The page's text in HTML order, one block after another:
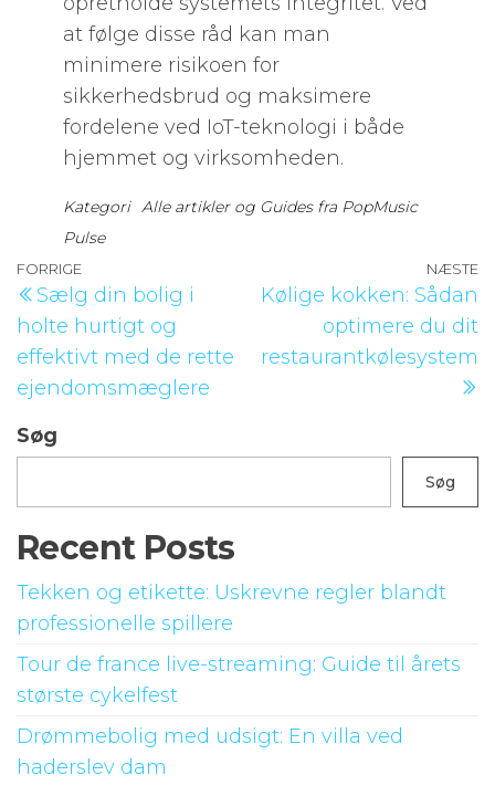
at følge disse råd kan man
minimere risikoen for
sikkerhedsbrud og maksimere
fordelene ved IoT-teknologi i både
hjemmet og virksomheden.
Kategori Alle artikler og Guides fra PopMusic
Pulse
Indlægsnavigation
Forrige
indlæg
FORRIGE
Sælg din bolig i
holte hurtigt og
effektivt med de rette
ejendomsmæglere
NÆSTE
Kølige kokken: Sådan
optimere du dit
restaurantkølesystem
Søg
Søg
Recent Posts
Tekken og etikette: Uskrevne regler blandt
professionelle spillere
Tour de france live-streaming: Guide til årets
største cykelfest
Drømmebolig med udsigt: En villa ved
haderslev dam